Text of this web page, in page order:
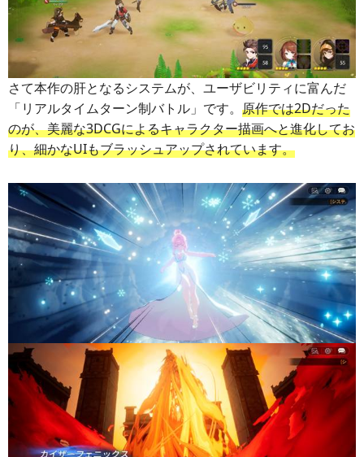
さて本作の肝となるシステムが、ユーザビリティに富んだ
「リアルタイムターン制バトル」です。 原作では2Dだった
のが、美麗な3DCGによるキャラクター描画へと進化してお
り、細かなUIもブラッシュアップされています。